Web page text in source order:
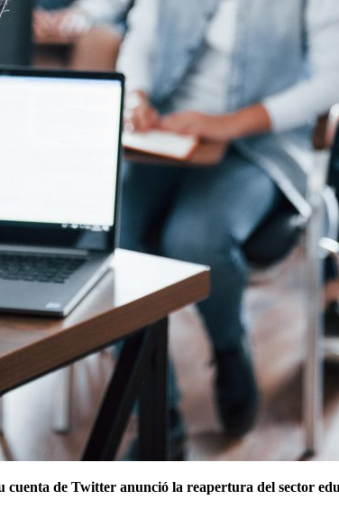
de Twitter anunció la reapertura del sector